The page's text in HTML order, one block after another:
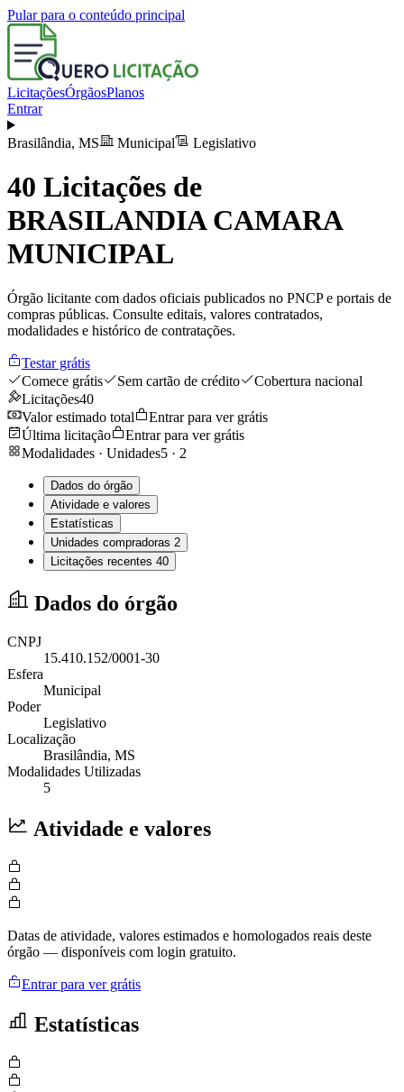
Pular para o conteúdo principal
LicitaçõesÓrgãosPlanos
Entrar
Brasilândia, MS Municipal Legislativo
40 Licitações de
BRASILANDIA CAMARA
MUNICIPAL
Órgão licitante com dados oficiais publicados no PNCP e portais de
compras públicas. Consulte editais, valores contratados,
modalidades e histórico de contratações.
Testar grátis
Comece grátis
Sem cartão de crédito
Cobertura nacional
Licitações40
Valor estimado total
Entrar para ver grátis
Última licitação
Entrar para ver grátis
Modalidades · Unidades5 · 2
Dados do órgão
Atividade e valores
Estatísticas
Unidades compradoras 2
Licitações recentes 40
Dados do órgão
CNPJ
15.410.152/0001-30
Esfera
Municipal
Poder
Legislativo
Localização
Brasilândia, MS
Modalidades Utilizadas
5
Atividade e valores
Datas de atividade, valores estimados e homologados reais deste
órgão — disponíveis com login gratuito.
Entrar para ver grátis
Estatísticas